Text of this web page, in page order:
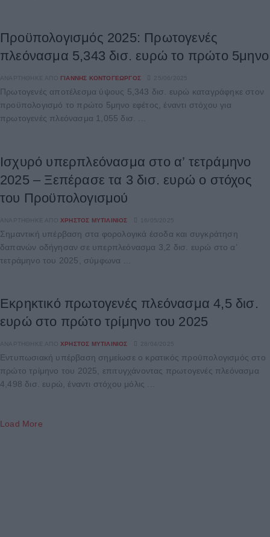
Προϋπολογισμός 2025: Πρωτογενές
πλεόνασμα 5,343 δισ. ευρώ το πρώτο 5μηνο
ΑΝΑΡΤΉΘΗΚΕ ΑΠΌ ΓΙΆΝΝΗΣ ΚΟΝΤΟΓΕΏΡΓΟΣ
Πρωτογενές αποτέλεσμα ύψους 5,343 δισ. ευρώ καταγράφηκε στον
προϋπολογισμό το πρώτο 5μηνο εφέτος, έναντι στόχου για
πρωτογενές πλεόνασμα 1,055 δισ. ...
Ισχυρό υπερπλεόνασμα στο α’ τετράμηνο
2025 – Ξεπέρασε τα 3 δισ. ευρώ ο στόχος
του Προϋπολογισμού
ΑΝΑΡΤΉΘΗΚΕ ΑΠΌ ΧΡΉΣΤΟΣ ΜΥΤΙΛΙΝΙΌΣ
Σημαντική υπέρβαση στα φορολογικά έσοδα και συγκράτηση
δαπανών οδήγησαν σε υπερπλεόνασμα 3,2 δισ. ευρώ στο α’
τετράμηνο του 2025, σύμφωνα ...
Εκρηκτικό πρωτογενές πλεόνασμα 4,5 δισ.
ευρώ στο πρώτο τρίμηνο του 2025
ΑΝΑΡΤΉΘΗΚΕ ΑΠΌ ΧΡΉΣΤΟΣ ΜΥΤΙΛΙΝΙΌΣ
Εντυπωσιακή υπέρβαση σημείωσε ο κρατικός προϋπολογισμός στο
πρώτο τρίμηνο του 2025, επιτυγχάνοντας πρωτογενές πλεόνασμα
4,498 δισ. ευρώ, έναντι στόχου μόλις ...
Load More